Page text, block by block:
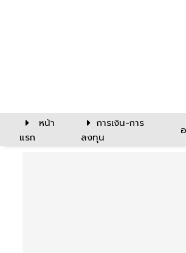
หน้า
แรก
การเงิน-การ
ลงทุน